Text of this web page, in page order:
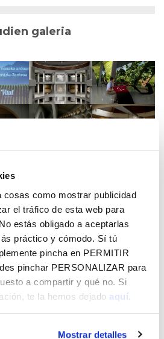
cosas como mostrar publicidad
el tráfico de esta web para
estás obligado a aceptarlas
práctico y cómodo. Sí tú
pincha en PERMITIR
pinchar PERSONALIZAR para
a compartir y qué no. Si
te la hemos dejado aquí.
Mostrar detalles
galeria
ARDOAREN ESPERIENTZIA
132.26 KB